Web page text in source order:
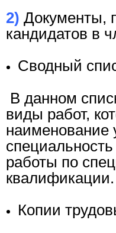
2) Документы,
кандидатов в
Сводный
В данном
виды работ,
наименование
работы по
квалификации.
Копии